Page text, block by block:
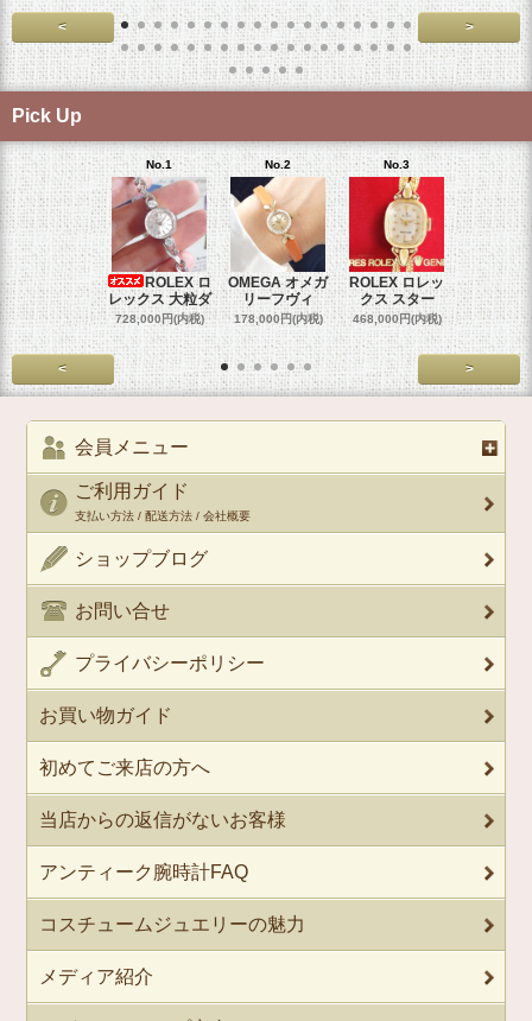
< >
Pick Up
No.1
ROLEX ロ
レックス 大粒ダ
728,000円(内税)
No.2
OMEGA オメガ
リーフヴィ
178,000円(内税)
No.3
ROLEX ロレッ
クス スター
468,000円(内税)
No.4
ROLEX
クス
458,000円
< >
会員メニュー
ご利用ガイド
支払い方法 / 配送方法 / 会社概要
ショップブログ
お問い合せ
プライバシーポリシー
お買い物ガイド
初めてご来店の方へ
当店からの返信がないお客様
アンティーク腕時計FAQ
コスチュームジュエリーの魅力
メディア紹介